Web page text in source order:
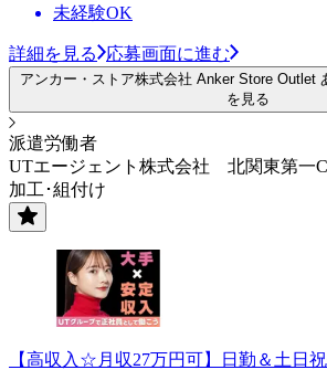
未経験OK
詳細を見る 応募画面に進む
アンカー・ストア株式会社 Anker Store Outlet
を見る
派遣労働者
UTエージェント株式会社 北関東第一
加工･組付け
【高収入☆月収27万円可】日勤＆土日